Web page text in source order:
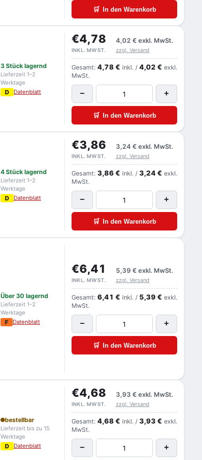
🛒 In den Warenkorb
3 Stück lagernd
Lieferzeit 1–2
Werktage
D Datenblatt
€4,78 4,02 € exkl. MwSt.
INKL. MWST. zzgl. Versand
Gesamt: 4,78 € inkl. / 4,02 € exkl.
MwSt.
− +
🛒 In den Warenkorb
4 Stück lagernd
Lieferzeit 1–2
Werktage
D Datenblatt
€3,86 3,24 € exkl. MwSt.
INKL. MWST. zzgl. Versand
Gesamt: 3,86 € inkl. / 3,24 € exkl.
MwSt.
− +
🛒 In den Warenkorb
Über 30 lagernd
Lieferzeit 1–2
Werktage
F Datenblatt
€6,41 5,39 € exkl. MwSt.
INKL. MWST. zzgl. Versand
Gesamt: 6,41 € inkl. / 5,39 € exkl.
MwSt.
− +
🛒 In den Warenkorb
bestellbar
Lieferzeit bis zu 15
Werktage
D Datenblatt
€4,68 3,93 € exkl. MwSt.
INKL. MWST. zzgl. Versand
Gesamt: 4,68 € inkl. / 3,93 € exkl.
MwSt.
− +